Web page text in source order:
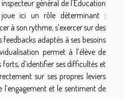
général de l'Éducation
joue ici un rôle déterminant :
à son rythme, s’exercer sur des
adaptés à ses besoins
permet à l’élève de
d’identifier ses difficultés et
sur ses propres leviers
et le sentiment de